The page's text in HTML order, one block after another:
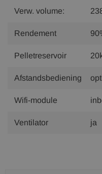
Verw. volume:
Rendement
Pelletreservoir
Afstandsbediening
Wifi-module
Ventilator ja